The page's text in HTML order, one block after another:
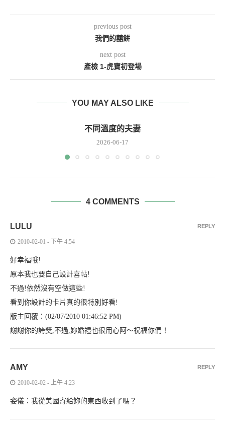
previous post
我們的囍餅
next post
產檢 1-虎寶初登場
YOU MAY ALSO LIKE
不同溫度的夫妻
2026-06-17
4 COMMENTS
LULU
2010-02-01 - 下午 4:54
好幸褔哦!
原本我也要自己設計喜帖!
不過!依然沒有空做這些!
看到你設計的卡片真的很特別好看!
版主回覆：(02/07/2010 01:46:52 PM)
謝謝你的誇奬,不過,妳婚禮也很用心阿～祝福你們！
REPLY
AMY
2010-02-02 - 上午 4:23
姿儀：我從美國寄給妳的東西收到了嗎？
REPLY